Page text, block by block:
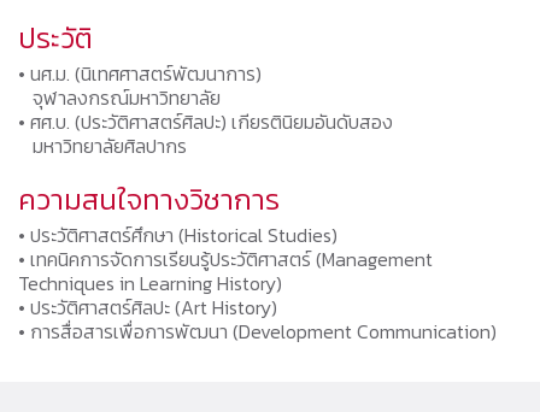
ประวัติ
• นศ.ม. (นิเทศศาสตร์พัฒนาการ)
จุฬาลงกรณ์มหาวิทยาลัย
• ศศ.บ. (ประวัติศาสตร์ศิลปะ) เกียรตินิยมอันดับสอง
มหาวิทยาลัยศิลปากร
ความสนใจทางวิชาการ
• ประวัติศาสตร์ศึกษา (Historical Studies)
• เทคนิคการจัดการเรียนรู้ประวัติศาสตร์ (Management
Techniques in Learning History)
• ประวัติศาสตร์ศิลปะ (Art History)
• การสื่อสารเพื่อการพัฒนา (Development Communication)